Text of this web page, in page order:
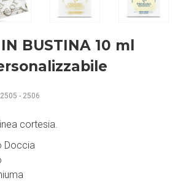
BUSTINA 10 ml
- 2506
cortesia.
Doccia